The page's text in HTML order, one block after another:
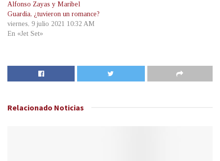
Alfonso Zayas y Maribel
Guardia, ¿tuvieron un romance?
viernes, 9 julio 2021 10:32 AM
En «Jet Set»
Relacionado Noticias